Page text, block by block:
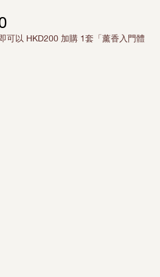
價格
可以 HKD200 加購 1套「薰香入門體